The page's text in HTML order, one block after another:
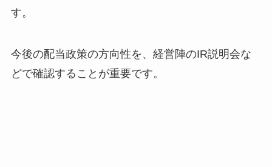
す。
今後の配当政策の方向性を、経営陣のIR説明会な
どで確認することが重要です。